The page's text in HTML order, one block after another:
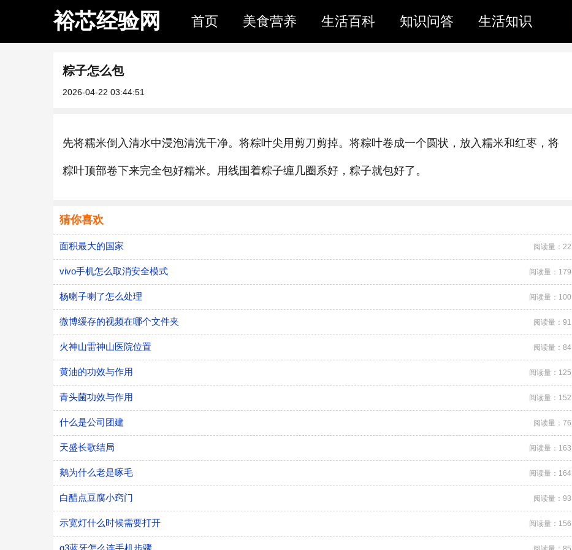
裕芯经验网 首页 美食营养 生活百科 知识问答 生活知识
粽子怎么包
2026-04-22 03:44:51
先将糯米倒入清水中浸泡清洗干净。将粽叶尖用剪刀剪掉。将粽叶卷成一个圆状，放入糯米和红枣，将
粽叶顶部卷下来完全包好糯米。用线围着粽子缠几圈系好，粽子就包好了。
猜你喜欢
面积最大的国家 阅读量：22
vivo手机怎么取消安全模式 阅读量：179
杨喇子喇了怎么处理 阅读量：100
微博缓存的视频在哪个文件夹 阅读量：91
火神山雷神山医院位置 阅读量：84
黄油的功效与作用 阅读量：125
青头菌功效与作用 阅读量：152
什么是公司团建 阅读量：76
天盛长歌结局 阅读量：163
鹅为什么老是啄毛 阅读量：164
白醋点豆腐小窍门 阅读量：93
示宽灯什么时候需要打开 阅读量：156
q3蓝牙怎么连手机步骤